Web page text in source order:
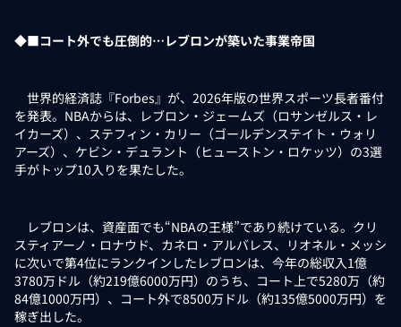
◆■コート外でも圧倒的…レブロンが築いた事業帝国
世界的経済誌『Forbes』が、2026年版の世界スポーツ長者番付
を発表。NBAからは、レブロン・ジェームズ（ロサンゼルス・レ
イカーズ）、ステフィン・カリー（ゴールデンステイト・ウォリ
アーズ）、ケビン・デュラント（ヒューストン・ロケッツ）の3選
手がトップ10入りを果たした。
レブロンは、資産面でも“NBAの王様”であり続けている。クリ
スティアーノ・ロナウド、カネロ・アルバレス、リオネル・メッシ
に次いで第4位にランクインしたレブロンは、今年の総収入1億
3780万ドル（約219億6000万円）のうち、コート上で5280万（約
84億1000万円）、コート外で8500万ドル（約135億5000万円）を
稼ぎ出した。